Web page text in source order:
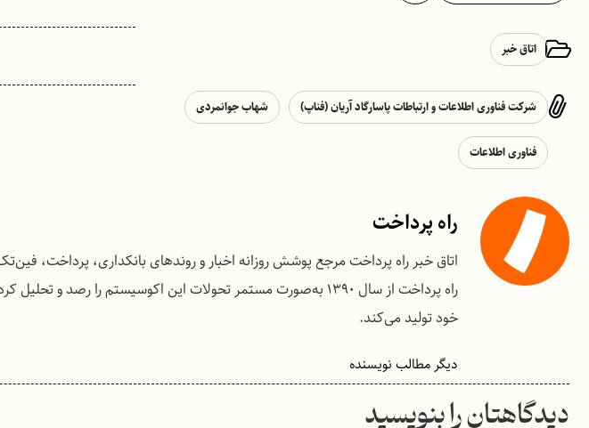
اتاق خبر
شرکت فناوری اطلاعات و ارتباطات پاسارگاد آریان (فناپ) شهاب جوانمردی
فناوری اطلاعات
راه پرداخت
اتاق خبر راه پرداخت مرجع پوشش روزانه اخبار و روندهای بانکداری، پرداخت،
راه پرداخت از سال ۱۳۹۰ به‌صورت مستمر تحولات این اکوسیستم را
خود تولید می‌کند.
دیگر مطالب نویسنده
دیدگاهتان را بنویسید